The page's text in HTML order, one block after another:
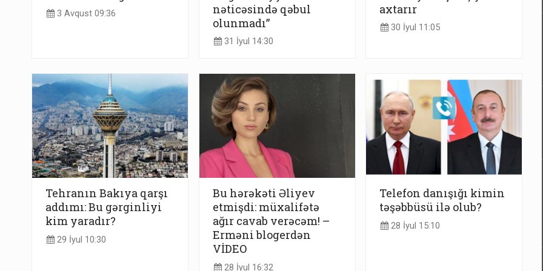
3 Avqust 09:36
nəticəsində qəbul
olunmadı”
31 İyul 14:30
axtarır
30 İyul 11:05
Tehranın Bakıya qarşı
addımı: Bu gərginliyi
kim yaradır?
29 İyul 10:30
Bu hərəkəti Əliyev
etmişdi: müxalifətə
ağır cavab verəcəm! –
Erməni blogerdən
VİDEO
28 İyul 16:32
Telefon danışığı kimin
təşəbbüsü ilə olub?
28 İyul 15:10